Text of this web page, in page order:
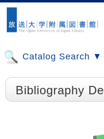
Catalog Search ▼
Bibliography